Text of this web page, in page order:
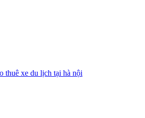
thuê xe du lịch tại hà nội